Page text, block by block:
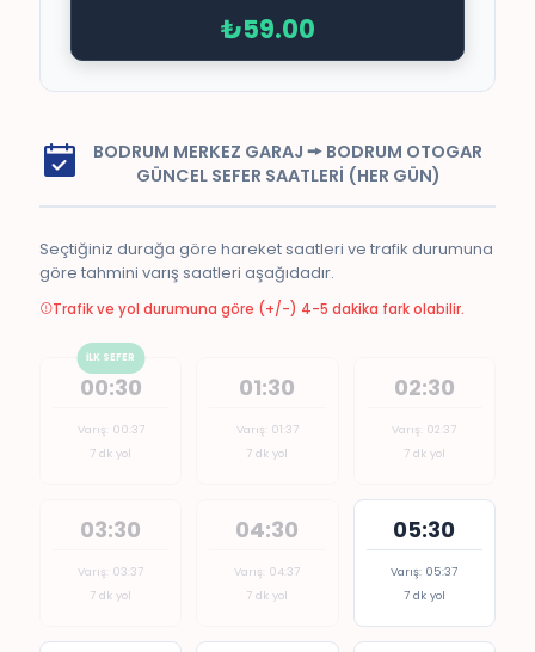
₺59.00
BODRUM MERKEZ GARAJ 🠚 BODRUM OTOGAR
GÜNCEL SEFER SAATLERİ (HER GÜN)
Seçtiğiniz durağa göre hareket saatleri ve trafik durumuna
göre tahmini varış saatleri aşağıdadır.
Trafik ve yol durumuna göre (+/-) 4-5 dakika fark olabilir.
İLK SEFER
00:30
Varış: 00:37
7 dk yol
01:30
Varış: 01:37
7 dk yol
02:30
Varış: 02:37
7 dk yol
03:30
Varış: 03:37
7 dk yol
04:30
Varış: 04:37
7 dk yol
05:30
Varış: 05:37
7 dk yol